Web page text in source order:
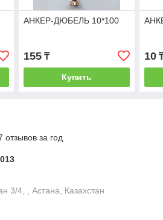
АНКЕР-ДЮБЕЛЬ 10*100
155₸
Купить
10
отзывов за год
3/4, , Астана, Казахстан